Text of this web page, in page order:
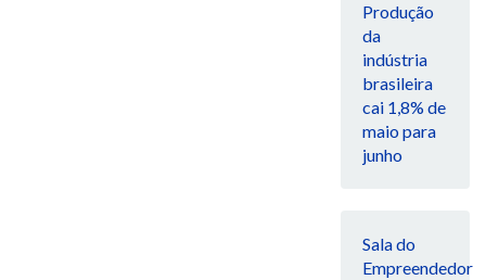
Produção
da
indústria
brasileira
cai 1,8% de
maio para
junho
Sala do
Empreendedor